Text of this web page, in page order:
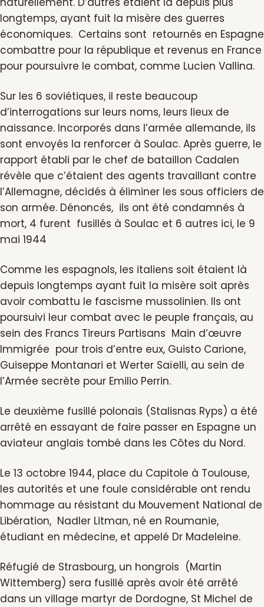
longtemps, ayant fuit la misère des guerres
économiques. Certains sont retournés en Espagne
combattre pour la république et revenus en France
pour poursuivre le combat, comme Lucien Vallina.
Sur les 6 soviétiques, il reste beaucoup
d’interrogations sur leurs noms, leurs lieux de
naissance. Incorporés dans l’armée allemande, ils
sont envoyés la renforcer à Soulac. Après guerre, le
rapport établi par le chef de bataillon Cadalen
révèle que c’étaient des agents travaillant contre
l’Allemagne, décidés à éliminer les sous officiers de
son armée. Dénoncés, ils ont été condamnés à
mort, 4 furent fusillés à Soulac et 6 autres ici, le 9
mai 1944
Comme les espagnols, les italiens soit étaient là
depuis longtemps ayant fuit la misère soit après
avoir combattu le fascisme mussolinien. Ils ont
poursuivi leur combat avec le peuple français, au
sein des Francs Tireurs Partisans Main d’œuvre
Immigrée pour trois d’entre eux, Guisto Carione,
Guiseppe Montanari et Werter Saïelli, au sein de
l’Armée secrète pour Emilio Perrin.
Le deuxième fusillé polonais (Stalisnas Ryps) a été
arrêté en essayant de faire passer en Espagne un
aviateur anglais tombé dans les Côtes du Nord.
Le 13 octobre 1944, place du Capitole à Toulouse,
les autorités et une foule considérable ont rendu
hommage au résistant du Mouvement National de
Libération, Nadler Litman, né en Roumanie,
étudiant en médecine, et appelé Dr Madeleine.
Réfugié de Strasbourg, un hongrois (Martin
Wittemberg) sera fusillé après avoir été arrêté
dans un village martyr de Dordogne, St Michel de